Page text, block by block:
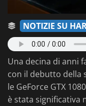
NOTIZIE SU
Una decina di anni
con il debutto della
le GeForce GTX
è stata significativa